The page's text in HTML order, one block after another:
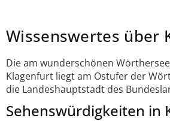
Wissenswertes über
Die am wunderschönen
Klagenfurt liegt am Ostufer der
die Landeshauptstadt des
Sehenswürdigkeiten in